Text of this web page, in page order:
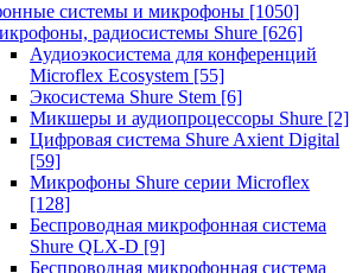
системы и микрофоны [1050]
радиосистемы Shure [626]
Аудиоэкосистема для конференций
Microflex Ecosystem [55]
Экосистема Shure Stem [6]
Микшеры и аудиопроцессоры Shure [2]
Цифровая система Shure Axient Digital
[59]
Микрофоны Shure серии Microflex
[128]
Беспроводная микрофонная система
Shure QLX-D [9]
Беспроводная микрофонная система